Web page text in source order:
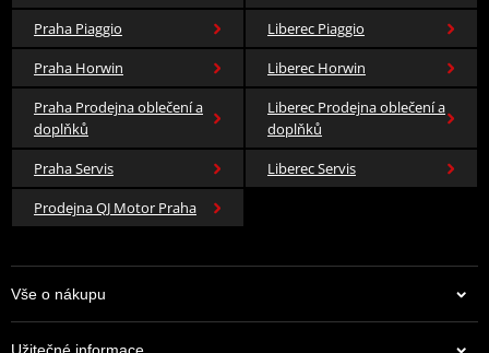
Praha Piaggio
Liberec Piaggio
Praha Horwin
Liberec Horwin
Praha Prodejna oblečení a
doplňků
Liberec Prodejna oblečení a
doplňků
Praha Servis
Liberec Servis
Prodejna QJ Motor Praha
Vše o nákupu